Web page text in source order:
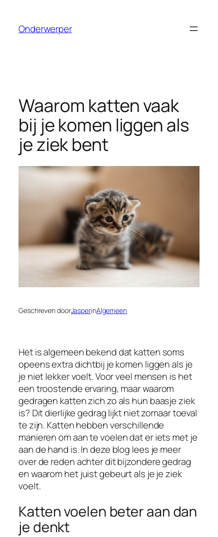
Onderwerper
Waarom katten vaak
bij je komen liggen als
je ziek bent
Geschreven doorJasperinAlgemeen
Het is algemeen bekend dat katten soms
opeens extra dichtbij je komen liggen als je
je niet lekker voelt. Voor veel mensen is het
een troostende ervaring, maar waarom
gedragen katten zich zo als hun baasje ziek
is? Dit dierlijke gedrag lijkt niet zomaar toeval
te zijn. Katten hebben verschillende
manieren om aan te voelen dat er iets met je
aan de hand is. In deze blog lees je meer
over de reden achter dit bijzondere gedrag
en waarom het juist gebeurt als je je ziek
voelt.
Katten voelen beter aan dan
je denkt